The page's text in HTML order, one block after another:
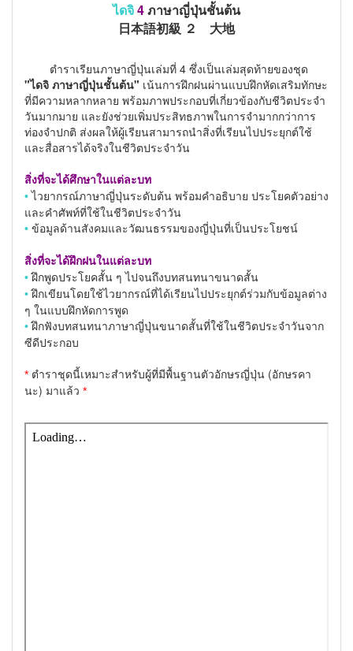
ไดจิ 4ภาษาญี่ปุ่นชั้นต้น
日本語初級 ２ 大地
ตำราเรียนภาษาญี่ปุ่นเล่มที่ 4 ซึ่งเป็นเล่มสุดท้ายของชุด
"ไดจิ ภาษาญี่ปุ่นชั้นต้น" เน้นการฝึกฝนผ่านแบบฝึกหัดเสริมทักษะ
ที่มีความหลากหลาย พร้อมภาพประกอบที่เกี่ยวข้องกับชีวิตประจำ
วันมากมาย และยังช่วยเพิ่มประสิทธภาพในการจำมากกว่าการ
ท่องจำปกติ ส่งผลให้ผู้เรียนสามารถนำสิ่งที่เรียนไปประยุกต์ใช้
และสื่อสารได้จริงในชีวิตประจำวัน
สิ่งที่จะได้ศึกษาในแต่ละบท
•ไวยากรณ์ภาษาญี่ปุ่นระดับต้น พร้อมคำอธิบาย ประโยคตัวอย่าง
และคำศัพท์ที่ใช้ในชีวิตประจำวัน
• ข้อมูลด้านสังคมและวัฒนธรรมของญี่ปุ่นที่เป็นประโยชน์
สิ่งที่จะได้ฝึกฝนในแต่ละบท
•ฝึกพูดประโยคสั้น ๆ ไปจนถึงบทสนทนาขนาดสั้น
•ฝึกเขียนโดยใช้ไวยากรณ์ที่ได้เรียนไปประยุกต์ร่วมกับข้อมูลต่าง
ๆ ในแบบฝึกหัดการพูด
•ฝึกฟังบทสนทนาภาษาญี่ปุ่นขนาดสั้นที่ใช้ในชีวิตประจำวันจาก
ซีดีประกอบ
* ตำราชุดนี้เหมาะสำหรับผู้ที่มีพื้นฐานตัวอักษรญี่ปุ่น (อักษรคา
นะ) มาแล้ว *